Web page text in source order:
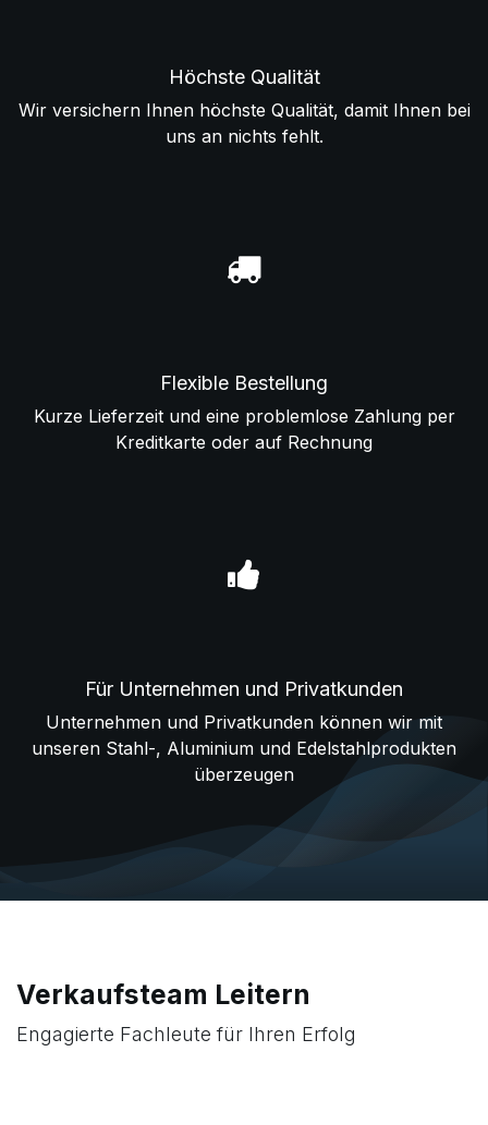
Höchste Qualität
Wir versichern Ihnen höchste Qualität, damit Ihnen bei
uns an nichts fehlt.
Flexible Bestellung
Kurze Lieferzeit und eine problemlose Zahlung per
Kreditkarte oder auf Rechnung
Für Unternehmen und Privatkunden
Unternehmen und Privatkunden können wir mit
unseren Stahl-, Aluminium und Edelstahlprodukten
überzeugen
Verkaufsteam Leitern
Engagierte Fachleute für Ihren Erfolg